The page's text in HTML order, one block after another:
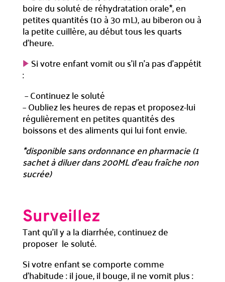
boire du soluté de réhydratation orale*, en
petites quantités (10 à 30 mL), au biberon ou à
la petite cuillère, au début tous les quarts
d’heure.
Si votre enfant vomit ou s’il n’a pas d’appétit
:
– Continuez le soluté
– Oubliez les heures de repas et proposez-lui
régulièrement en petites quantités des
boissons et des aliments qui lui font envie.
*disponible sans ordonnance en pharmacie (1
sachet à diluer dans 200ML d’eau fraîche non
sucrée)
Surveillez
Tant qu’il y a la diarrhée, continuez de
proposer le soluté.
Si votre enfant se comporte comme
d’habitude : il joue, il bouge, il ne vomit plus :